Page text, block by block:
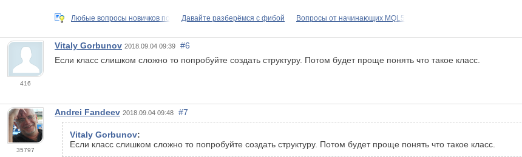
Любые вопросы новичков по Давайте разберёмся с фибой Вопросы от начинающих MQL5
416
Vitaly Gorbunov 2018.09.04 09:39
#6
Если класс слишком сложно то попробуйте создать структуру. Потом будет проще понять что такое класс.
35797
Andrei Fandeev 2018.09.04 09:48 #7
Vitaly Gorbunov:
Если класс слишком сложно то попробуйте создать структуру. Потом будет проще понять что такое класс.